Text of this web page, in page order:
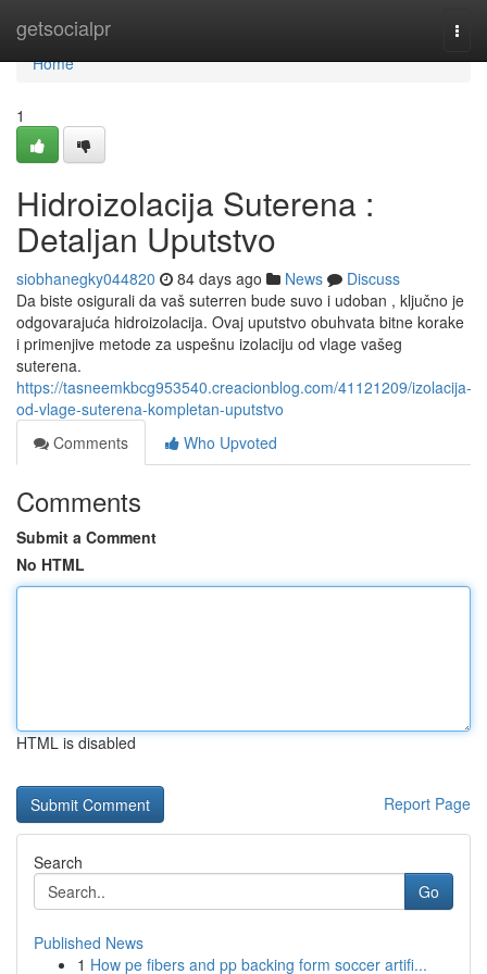
getsocialpr
Home
Home
1
Hidroizolacija Suterena :
Detaljan Uputstvo
siobhanegky044820 84 days ago News
Discuss
Da biste osigurali da vaš suterren bude suvo i udoban , ključno je
odgovarajuća hidroizolacija. Ovaj uputstvo obuhvata bitne korake
i primenjive metode za uspešnu izolaciju od vlage vašeg
suterena.
https://tasneemkbcg953540.creacionblog.com/41121209/izolacija-
od-vlage-suterena-kompletan-uputstvo
Comments
Who Upvoted
Comments
Submit a Comment
No HTML
HTML is disabled
Report Page
Search
Go
Published News
1 How pe fibers and pp backing form soccer artifi...